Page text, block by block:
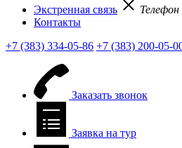
Экстренная связь
Телефон
Контакты
+7 (383) 334-05-86 +7 (383) 200-05-
Заказать звонок
Заявка на тур